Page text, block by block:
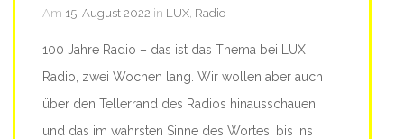
Am 15. August 2022 in LUX Radio
100 Jahre Radio – das ist das Thema bei LUX
Radio, zwei Wochen lang. Wir wollen aber auch
über den Tellerrand des Radios hinausschauen,
und das im wahrsten Sinne des Wortes: bis ins